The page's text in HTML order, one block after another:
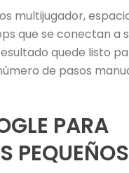
multijugador,
que se conectan a
quede listo
de pasos
PARA
PEQUEÑOS